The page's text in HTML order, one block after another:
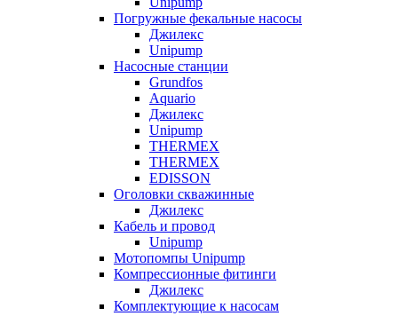
Погружные фекальные насосы
Джилекс
Unipump
Насосные станции
Grundfos
Aquario
Джилекс
Unipump
THERMEX
THERMEX
EDISSON
Оголовки скважинные
Джилекс
Кабель и провод
Unipump
Мотопомпы Unipump
Компрессионные фитинги
Джилекс
Комплектующие к насосам